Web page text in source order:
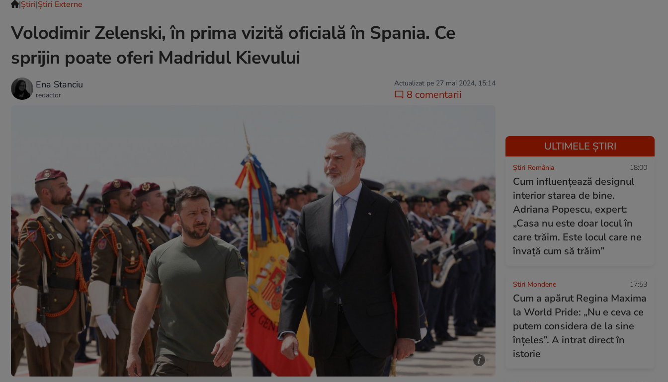
|Ştiri|Știri Externe
Volodimir Zelenski, în prima vizită oficială în Spania. Ce
sprijin poate oferi Madridul Kievului
Ena Stanciu
redactor
Actualizat pe 27 mai 2024, 15:14
8 comentarii
ULTIMELE ȘTIRI
Știri România 18:00
Cum influențează designul
interior starea de bine.
Adriana Popescu, expert:
„Casa nu este doar locul în
care trăim. Este locul care ne
învață cum să trăim”
Stiri Mondene 17:53
Cum a apărut Regina Maxima
la World Pride: „Nu e ceva ce
putem considera de la sine
înțeles”. A intrat direct în
istorie